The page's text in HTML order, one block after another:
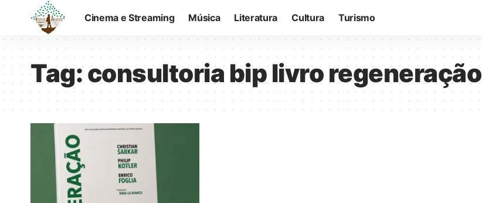
Cinema e Streaming Música Literatura Cultura Turismo
Tag:consultoria bip livro regeneração